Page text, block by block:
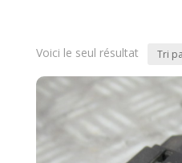
Voici le seul résultat